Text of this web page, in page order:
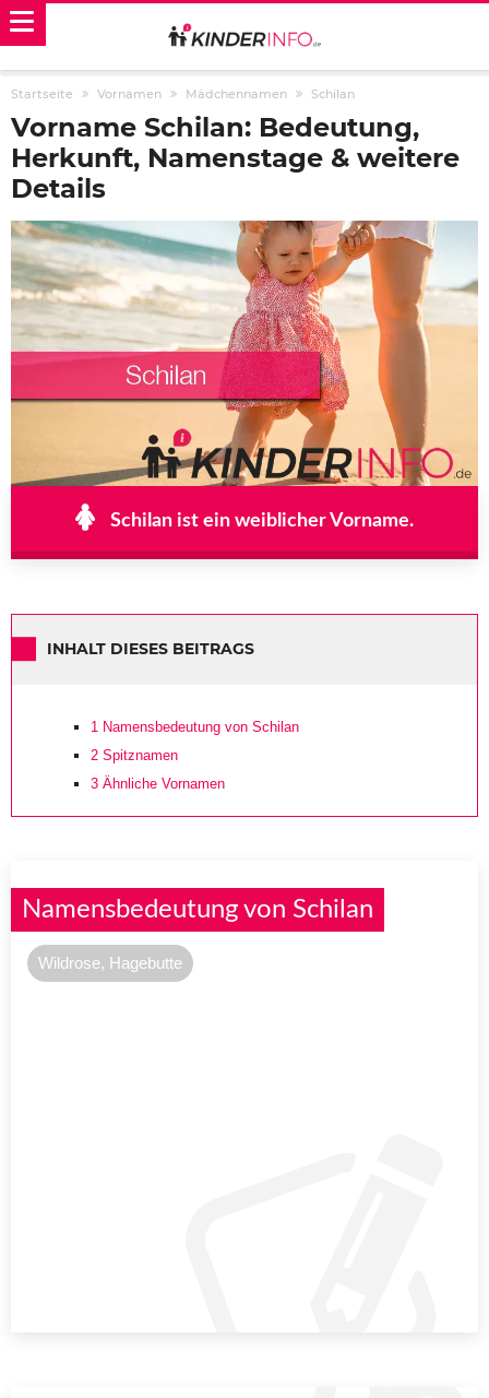
Startseite Vornamen Mädchennamen Schilan
Vorname Schilan: Bedeutung,
Herkunft, Namenstage & weitere
Details
Schilan ist ein weiblicher Vorname.
INHALT DIESES BEITRAGS
1 Namensbedeutung von Schilan
2 Spitznamen
3 Ähnliche Vornamen
Namensbedeutung von Schilan
Wildrose, Hagebutte